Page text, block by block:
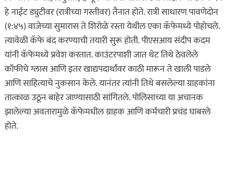
हे नाईट ड्युटीवर (रात्रीच्या गस्तीवर) तैनात होते. रात्री साधारण पावणेदोन
(१:४५) वाजेच्या सुमारास ते शिरोळे रस्ता येथील एका कॅफेमध्ये पोहोचले.
त्यावेळी कॅफे बंद करण्याची तयारी सुरू होती. पीएसआय संदीप कदम
यांनी कॅफेमध्ये प्रवेश करतात. काउंटरपाशी जात थेट तिथे ठेवलेले
कॉफीचे ग्लास आणि इतर खाद्यपदार्थांवर काठी मारून ते खाली पाडले
आणि साहित्याचे नुकसान केले. यानंतर त्यांनी तिथे बसलेल्या ग्राहकांना
तात्काळ उठून बाहेर जाण्यासाठी सांगितले. पोलिसाच्या या अचानक
झालेल्या अवतारामुळे कॅफेमधील ग्राहक आणि कर्मचारी प्रचंड घाबरले
होते.